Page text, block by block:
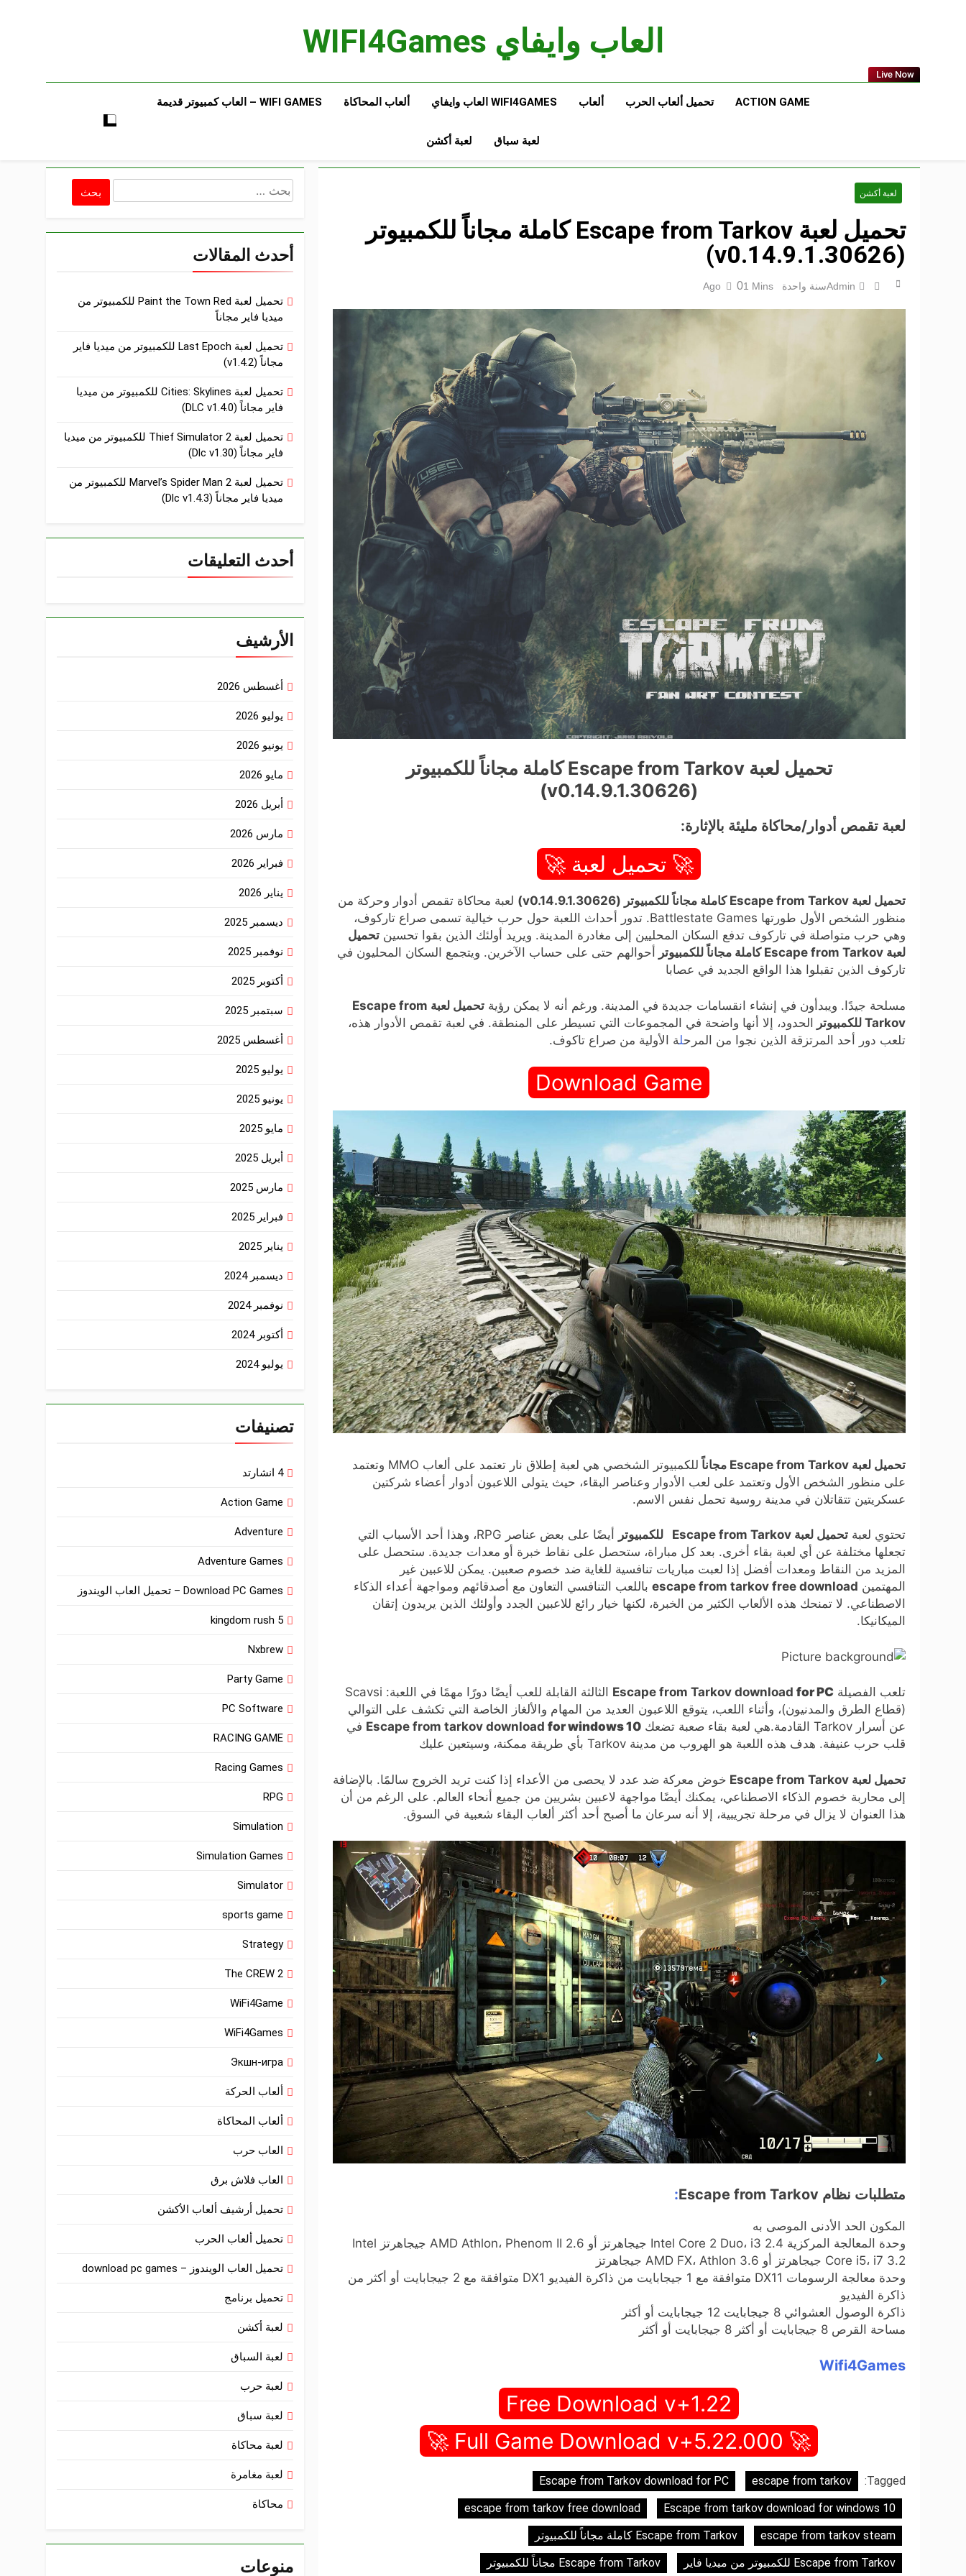
العاب وايفاي WIFI4Games
Live Now
ACTION GAME تحميل ألعاب الحرب ألعاب WIFI4GAMES العاب وايفاي ألعاب المحاكاة WIFI GAMES​ – العاب كمبيوتر قديمة​
لعبة سباق لعبة أكشن
لعبة أكشن
تحميل لعبة Escape from Tarkov كاملة مجاناً للكمبيوتر
(v0.14.9.1.30626)
Adminسنة واحدة Ago 01 Mins
تحميل لعبة Escape from Tarkov كاملة مجاناً للكمبيوتر
(v0.14.9.1.30626)
لعبة تقمص أدوار/محاكاة مليئة بالإثارة:
🚀 تحميل لعبة 🚀
تحميل لعبة Escape from Tarkov كاملة مجاناً للكمبيوتر (v0.14.9.1.30626)
لعبة محاكاة تقمص أدوار وحركة من
منظور الشخص الأول طورتها Battlestate Games. تدور أحداث اللعبة حول حرب خيالية تسمى صراع تاركوف،
وهي حرب متواصلة في تاركوف تدفع السكان المحليين إلى مغادرة المدينة. ويريد أولئك الذين بقوا تحسين تحميل
لعبة Escape from Tarkov كاملة مجاناً للكمبيوتر
أحوالهم حتى على حساب الآخرين. ويتجمع السكان المحليون في
تاركوف الذين تقبلوا هذا الواقع الجديد في عصابا
مسلحة جيدًا. ويبدأون في إنشاء انقسامات جديدة في المدينة. ورغم أنه لا يمكن رؤية
تحميل لعبة Escape from
Tarkov للكمبيوتر
الحدود، إلا أنها واضحة في المجموعات التي تسيطر على المنطقة. في لعبة تقمص الأدوار هذه،
تلعب دور أحد المرتزقة الذين نجوا من المرحلة الأولية من صراع تاكوف.
Download Game
تحميل لعبة Escape from Tarkov مجاناً
للكمبيوتر الشخصي هي لعبة إطلاق نار تعتمد على ألعاب MMO وتعتمد
على منظور الشخص الأول وتعتمد على لعب الأدوار وعناصر البقاء، حيث يتولى اللاعبون أدوار أعضاء شركتين
عسكريتين تتقاتلان في مدينة روسية تحمل نفس الاسم.
تحتوي لعبة تحميل لعبة Escape from Tarkov للكمبيوتر
أيضًا على بعض عناصر RPG، وهذا أحد الأسباب التي
تجعلها مختلفة عن أي لعبة بقاء أخرى. بعد كل مباراة، ستحصل على نقاط خبرة أو معدات جديدة. ستحصل على
المزيد من النقاط ومعدات أفضل إذا لعبت مباريات تنافسية للغاية ضد خصوم صعبين. يمكن للاعبين غير
المهتمين escape from tarkov free download باللعب التنافسي التعاون مع أصدقائهم ومواجهة أعداء الذكاء
الاصطناعي. لا تمنحك هذه الألعاب الكثير من الخبرة، لكنها خيار رائع للاعبين الجدد وأولئك الذين يريدون إتقان
الميكانيكا.
تلعب الفصيلة Escape from Tarkov download for PC
الثالثة القابلة للعب أيضًا دورًا مهمًا في اللعبة: Scavsi
(قطاع الطرق والمدنيون)، وأثناء اللعب، يتوقع اللاعبون العديد من المهام والألغاز الخاصة التي تكشف على التوالي
عن أسرار Tarkov القادمة.هي لعبة بقاء صعبة تضعك
Escape from tarkov download for windows 10
في
قلب حرب عنيفة. هدف هذه اللعبة هو الهروب من مدينة Tarkov بأي طريقة ممكنة، وسيتعين عليك
تحميل لعبة Escape from Tarkov
خوض معركة ضد عدد لا يحصى من الأعداء إذا كنت تريد الخروج سالمًا. بالإضافة
إلى محاربة خصوم الذكاء الاصطناعي، يمكنك أيضًا مواجهة لاعبين بشريين من جميع أنحاء العالم. على الرغم من أن
هذا العنوان لا يزال في مرحلة تجريبية، إلا أنه سرعان ما أصبح أحد أكثر ألعاب البقاء شعبية في السوق.
متطلبات نظام Escape from Tarkov :
المكون الحد الأدنى الموصى به
وحدة المعالجة المركزية Intel Core 2 Duo، i3 2.4 جيجاهرتز أو AMD Athlon، Phenom II 2.6 جيجاهرتز Intel
Core i5، i7 3.2 جيجاهرتز أو AMD FX، Athlon 3.6 جيجاهرتز
وحدة معالجة الرسومات DX11 متوافقة مع 1 جيجابايت من ذاكرة الفيديو DX1 متوافقة مع 2 جيجابايت أو أكثر من
ذاكرة الفيديو
ذاكرة الوصول العشوائي 8 جيجابايت 12 جيجابايت أو أكثر
مساحة القرص 8 جيجابايت أو أكثر 8 جيجابايت أو أكثر
Wifi4Games
Free Download v+1.22
🚀 Full Game Download v+5.22.000 🚀
Tagged:
escape from tarkov
Escape from Tarkov download for PC
Escape from tarkov download for windows 10
escape from tarkov free download
escape from tarkov steam
Escape from Tarkov كاملة مجاناً للكمبيوتر
Escape from Tarkov للكمبيوتر من ميديا فاير
Escape from Tarkov مجاناً للكمبيوتر
البحث
أحدث المقالات
تحميل لعبة Paint the Town Red للكمبيوتر من
ميديا فاير مجاناً
تحميل لعبة Last Epoch للكمبيوتر من ميديا فاير
مجاناً (v1.4.2)
تحميل لعبة Cities: Skylines للكمبيوتر من ميديا
فاير مجاناً (DLC v1.4.0)
تحميل لعبة Thief Simulator 2 للكمبيوتر من ميديا
فاير مجاناً (Dlc v1.30)
تحميل لعبة Marvel’s Spider Man 2 للكمبيوتر من
ميديا فاير مجاناً (Dlc v1.4.3)
أحدث التعليقات
الأرشيف
أغسطس 2026
يوليو 2026
يونيو 2026
مايو 2026
أبريل 2026
مارس 2026
فبراير 2026
يناير 2026
ديسمبر 2025
نوفمبر 2025
أكتوبر 2025
سبتمبر 2025
أغسطس 2025
يوليو 2025
يونيو 2025
مايو 2025
أبريل 2025
مارس 2025
فبراير 2025
يناير 2025
ديسمبر 2024
نوفمبر 2024
أكتوبر 2024
يوليو 2024
تصنيفات
4 انشارتد
Action Game
Adventure
Adventure Games
Download PC Games – تحميل العاب الويندوز
kingdom rush 5
Nxbrew
Party Game
PC Software
RACING GAME
Racing Games
RPG
Simulation
Simulation Games
Simulator
sports game
Strategy
The CREW 2
WiFi4Game
WiFi4Games
Экшн-игра
ألعاب الحركة
ألعاب المحاكاة
العاب حرب
العاب فلاش برق
تحميل أرشيف ألعاب الأكشن
تحميل ألعاب الحرب
تحميل العاب الويندوز – download pc games
تحميل برنامج
لعبة أكشن
لعبة السباق
لعبة حرب
لعبة سباق
لعبة محاكاة
لعبة مغامرة
محاكاة
منوعات